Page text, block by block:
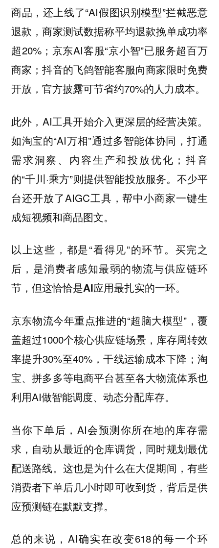
商品，还上线了“AI假图识别模型”拦截恶意
退款，商家测试数据称平均退款挽单成功率
超20%；京东AI客服“京小智”已服务超百万
商家；抖音的飞鸽智能客服向商家限时免费
开放，官方披露可节省约70%的人力成本。
此外，AI工具开始介入更深层的经营决策。
如淘宝的“AI万相”通过多智能体协同，打通
需求洞察、内容生产和投放优化；抖音
的“千川·乘方”则提供智能投放服务。不少平
台还开放了AIGC工具，帮中小商家一键生
成短视频和商品图文。
以上这些，都是“看得见”的环节。 买完之
后，是消费者感知最弱的物流与供应链环
节，但这恰恰是AI应用最扎实的一环。
京东物流今年重点推进的“超脑大模型”，覆
盖超过1000个核心供应链场景，库存周转效
率提升30%至40%，干线运输成本下降；淘
宝、拼多多等电商平台甚至各大物流体系也
利用AI做智能调度、动态分配库存。
当你下单后，AI会预测你所在地的库存需
求，自动从最近的仓库调货，同时规划最优
配送路线。这也是为什么在大促期间，有些
消费者下单后几小时即可收到货，背后是供
应预测链在默默支撑。
总的来说，AI确实在改变618的每一个环